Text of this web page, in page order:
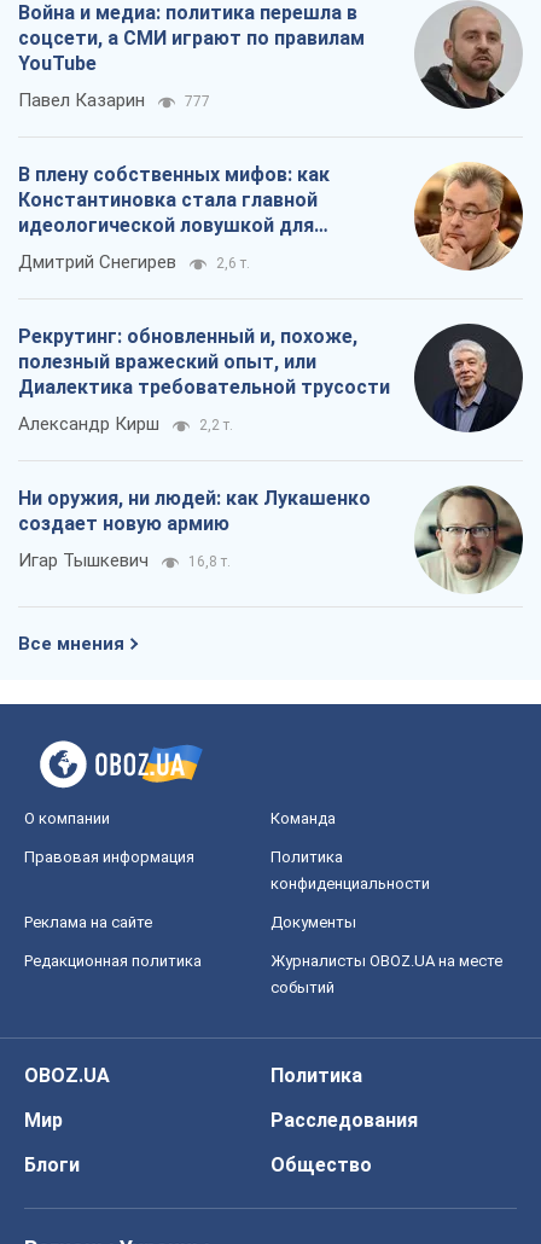
Война и медиа: политика перешла в
соцсети, а СМИ играют по правилам
YouTube
Павел Казарин 777
В плену собственных мифов: как
Константиновка стала главной
идеологической ловушкой для
российских оккупантов
Дмитрий Снегирев 2,6 т.
Рекрутинг: обновленный и, похоже,
полезный вражеский опыт, или
Диалектика требовательной трусости
Александр Кирш 2,2 т.
Ни оружия, ни людей: как Лукашенко
создает новую армию
Игар Тышкевич 16,8 т.
Все мнения
О компании Команда
Правовая информация
Политика
конфиденциальности
Реклама на сайте Документы
Редакционная политика
Журналисты OBOZ.UA на месте
событий
OBOZ.UA
Политика
Мир
Расследования
Блоги
Общество